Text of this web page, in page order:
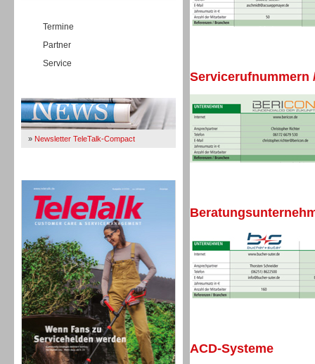
Termine
Partner
Service
» Newsletter TeleTalk-Compact
TK- und ACD-Systeme
Servicerufnummern
ACD-Systeme